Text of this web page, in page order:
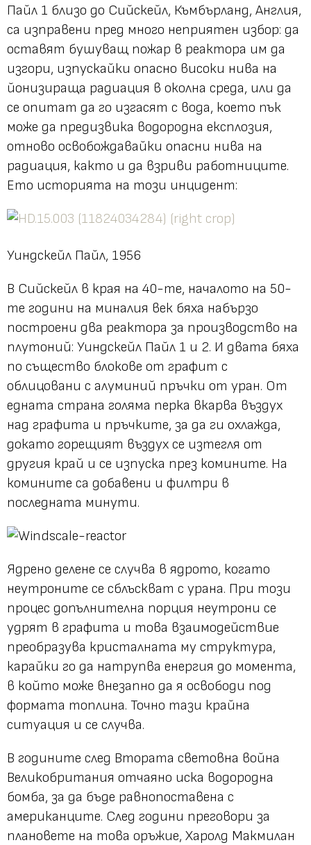
Пайл 1 близо до Сийскейл, Къмбърланд, Англия,
са изправени пред много неприятен избор: да
оставят бушуващ пожар в реактора им да
изгори, изпускайки опасно високи нива на
йонизираща радиация в околна среда, или да
се опитат да го изгасят с вода, което пък
може да предизвика водородна експлозия,
отново освобождавайки опасни нива на
радиация, както и да взриви работниците.
Ето историята на този инцидент:
Уиндскейл Пайл, 1956
В Сийскейл в края на 40-те, началото на 50-
те години на миналия век бяха набързо
построени два реактора за производство на
плутоний: Уиндскейл Пайл 1 и 2. И двата бяха
по същество блокове от графит с
облицовани с алуминий пръчки от уран. От
едната страна голяма перка вкарва въздух
над графита и пръчките, за да ги охлажда,
докато горещият въздух се изтегля от
другия край и се изпуска през комините. На
комините са добавени и филтри в
последната минути.
Ядрено делене се случва в ядрото, когато
неутроните се сблъскват с урана. При този
процес допълнителна порция неутрони се
удрят в графита и това взаимодействие
преобразува кристалната му структура,
карайки го да натрупва енергия до момента,
в който може внезапно да я освободи под
формата топлина. Точно тази крайна
ситуация и се случва.
В годините след Втората световна война
Великобритания отчаяно иска водородна
бомба, за да бъде равнопоставена с
американците. След години преговори за
плановете на това оръжие, Харолд Макмилан